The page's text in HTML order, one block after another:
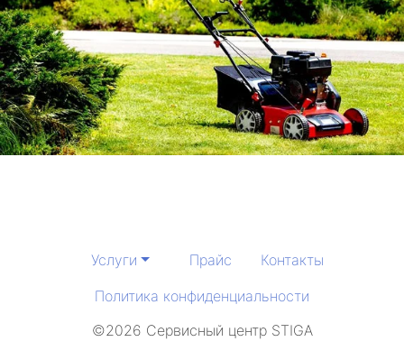
Услуги Прайс
Контакты
Политика конфиденциальности
©2026 Сервисный центр STIGA